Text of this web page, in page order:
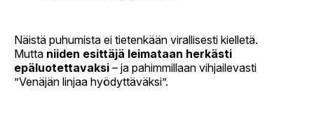
Näistä puhumista ei tietenkään virallisesti kielletä.
Mutta niiden esittäjä leimataan herkästi
epäluotettavaksi – ja pahimmillaan vihjailevasti
”Venäjän linjaa hyödyttäväksi”.